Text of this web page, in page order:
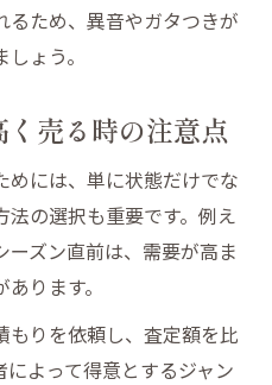
上げる整理整頓術
た釣り具処分術
買取のメリット比較
料出張サービス活用法
出張買取活用ポイント
安心して手放す方法
めの具体的手順
依頼から買取までの流
るため、異音やガタつきが
ょう。
売る時の注意点
には、単に状態だけでな
の選択も重要です。例え
ズン直前は、需要が高ま
ります。
もりを依頼し、査定額を比
よって得意とするジャン